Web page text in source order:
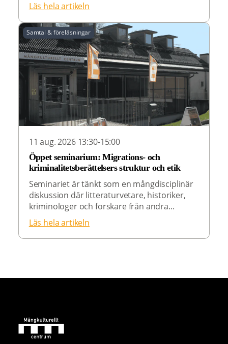
Läs hela artikeln
Samtal & föreläsningar
11 aug. 2026 13:30-15:00
Öppet seminarium: Migrations- och
kriminalitetsberättelsers struktur och etik
Seminariet är tänkt som en mångdisciplinär
diskussion där litteraturvetare, historiker,
kriminologer och forskare från andra...
Läs hela artikeln